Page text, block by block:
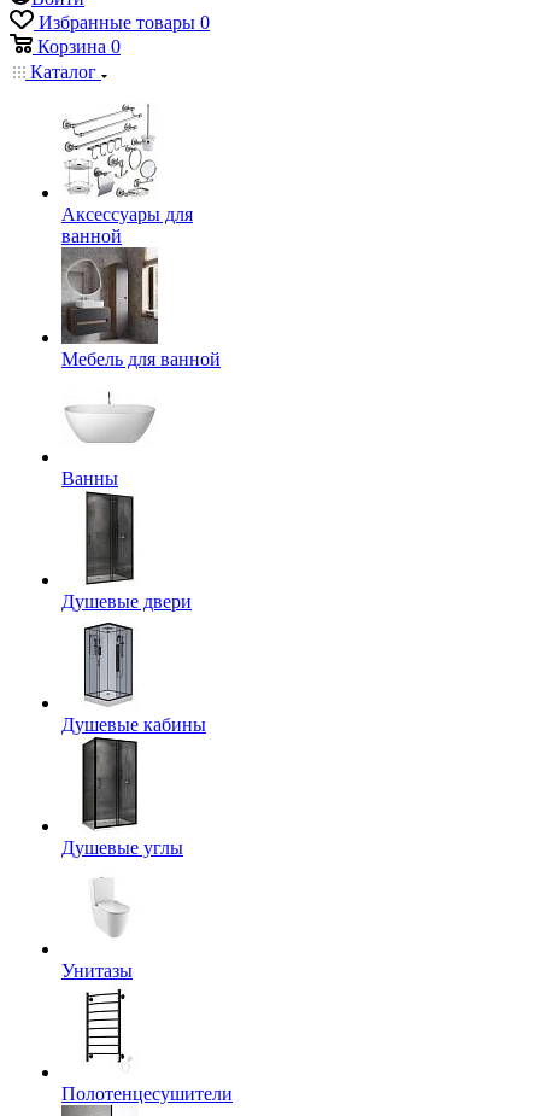
Избранные товары 0
Корзина 0
Каталог
Аксессуары для
ванной
Мебель для ванной
Ванны
Душевые двери
Душевые кабины
Душевые углы
Унитазы
Полотенцесушители